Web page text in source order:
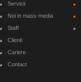
Servicii
Noi in mass-media
Staff
Clienti
Cariere
Contact